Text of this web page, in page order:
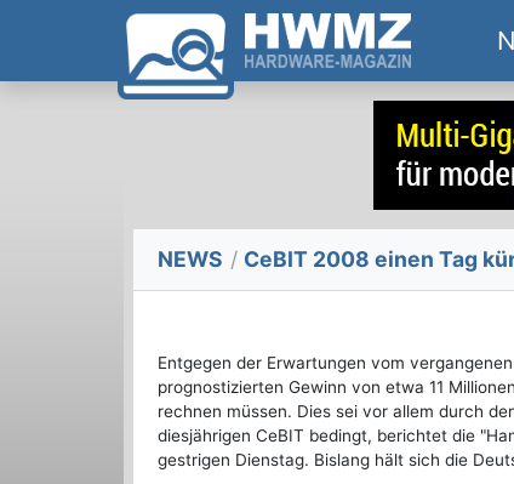
NEWS / CeBIT 2008 einen Tag
Entgegen der Erwartungen vom
prognostizierten Gewinn von etwa 11
rechnen müssen. Dies sei vor allem durch
diesjährigen CeBIT bedingt, berichtet die
gestrigen Dienstag. Bislang hält sich die